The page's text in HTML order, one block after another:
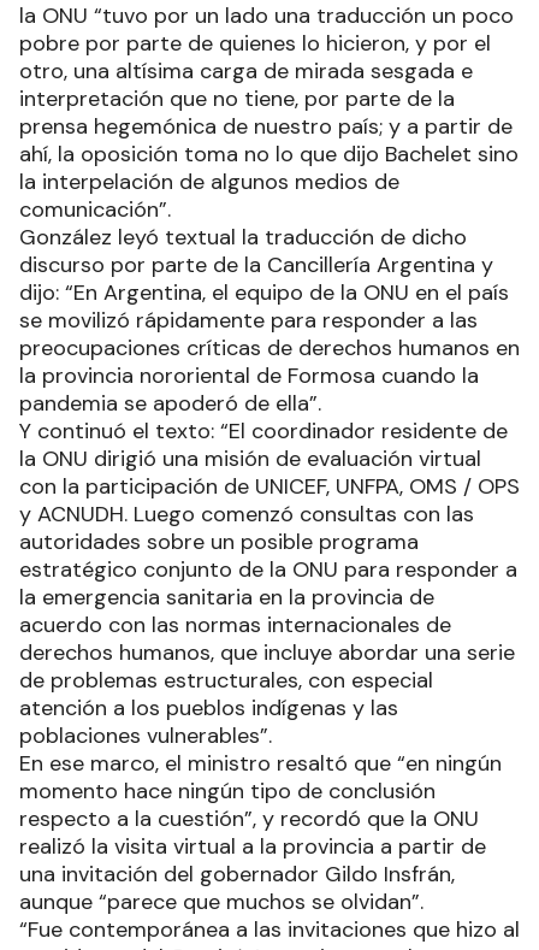
preocupaciones críticas de derechos humanos en
la provincia nororiental de Formosa”, durante la
crisis sanitaria desatada por el coronavirus, y al
respecto, el ministro indicó que el informe de la
alta comisionada para los Derechos Humanos en
la ONU “tuvo por un lado una traducción un poco
pobre por parte de quienes lo hicieron, y por el
otro, una altísima carga de mirada sesgada e
interpretación que no tiene, por parte de la
prensa hegemónica de nuestro país; y a partir de
ahí, la oposición toma no lo que dijo Bachelet sino
la interpelación de algunos medios de
comunicación”.
González leyó textual la traducción de dicho
discurso por parte de la Cancillería Argentina y
dijo: “En Argentina, el equipo de la ONU en el país
se movilizó rápidamente para responder a las
preocupaciones críticas de derechos humanos en
la provincia nororiental de Formosa cuando la
pandemia se apoderó de ella”.
Y continuó el texto: “El coordinador residente de
la ONU dirigió una misión de evaluación virtual
con la participación de UNICEF, UNFPA, OMS / OPS
y ACNUDH. Luego comenzó consultas con las
autoridades sobre un posible programa
estratégico conjunto de la ONU para responder a
la emergencia sanitaria en la provincia de
acuerdo con las normas internacionales de
derechos humanos, que incluye abordar una serie
de problemas estructurales, con especial
atención a los pueblos indígenas y las
poblaciones vulnerables”.
En ese marco, el ministro resaltó que “en ningún
momento hace ningún tipo de conclusión